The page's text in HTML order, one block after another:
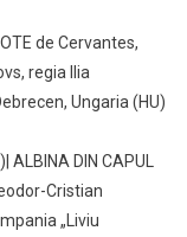
de Cervantes,
regia Ilia
Ungaria (HU)
DIN CAPUL
Cristian
„Liviu